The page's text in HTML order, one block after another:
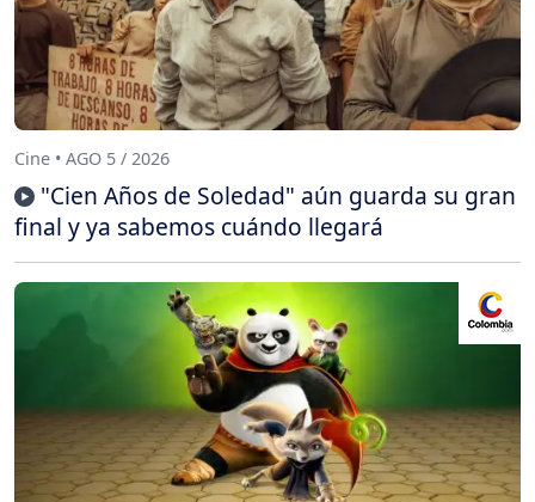
Cine • AGO 5 / 2026
"Cien Años de Soledad" aún guarda su gran
final y ya sabemos cuándo llegará